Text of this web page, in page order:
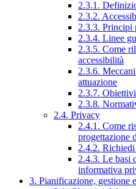
2.3.1.
2.3.2.
2.3.3. Principi
2.3.4. Linee
2.3.5. Come
accessibilità
2.3.6.
attuazione
2.3.7.
2.3.8.
2.4. Privacy
2.4.1. Come
progettazione
2.4.2. Richiedi
2.4.3. Le basi
informativa
3. Pianificazione, gestione